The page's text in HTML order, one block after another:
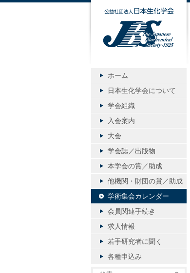
ホーム
日本生化学会について
学会組織
入会案内
大会
学会誌／出版物
本学会の賞／助成
他機関・財団の賞／助成
学術集会カレンダー
会員関連手続き
求人情報
若手研究者に聞く
各種申込み